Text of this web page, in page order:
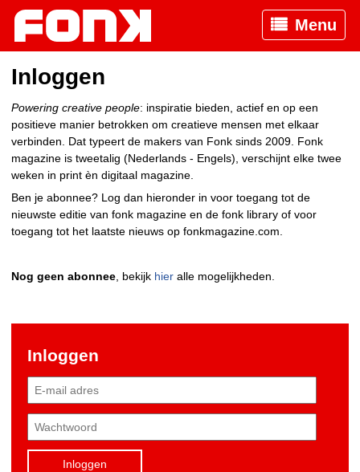
Menu
Inloggen
Powering creative people: inspiratie bieden, actief en op een
positieve manier betrokken om creatieve mensen met elkaar
verbinden. Dat typeert de makers van Fonk sinds 2009. Fonk
magazine is tweetalig (Nederlands - Engels), verschijnt elke twee
weken in print èn digitaal magazine.
Ben je abonnee? Log dan hieronder in voor toegang tot de
nieuwste editie van fonk magazine en de fonk library of voor
toegang tot het laatste nieuws op fonkmagazine.com.
Nog geen abonnee , bekijk hier alle mogelijkheden.
Inloggen
Inloggen